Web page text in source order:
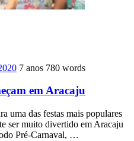
7 anos 780 words
em Aracaju
uma das festas mais populares
ser muito divertido em Aracaju
Pré-Carnaval, …